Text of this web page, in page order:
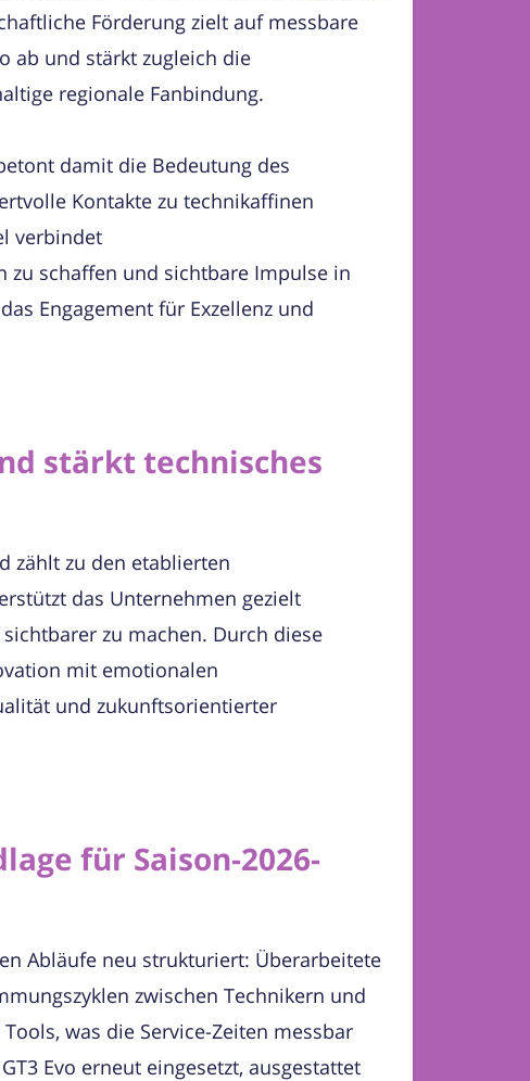
Förderung zielt auf messbare
ab und stärkt zugleich die
regionale Fanbindung.
damit die Bedeutung des
Kontakte zu technikaffinen
verbindet
schaffen und sichtbare Impulse in
Engagement für Exzellenz und
stärkt technisches
zählt zu den etablierten
das Unternehmen gezielt
zu machen. Durch diese
mit emotionalen
und zukunftsorientierter
für Saison-2026-
Abläufe neu strukturiert: Überarbeitete
zwischen Technikern und
was die Service-Zeiten messbar
Evo erneut eingesetzt, ausgestattet